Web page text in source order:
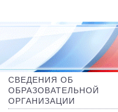
СВЕДЕНИЯ ОБ
ОБРАЗОВАТЕЛЬНОЙ
ОРГАНИЗАЦИИ